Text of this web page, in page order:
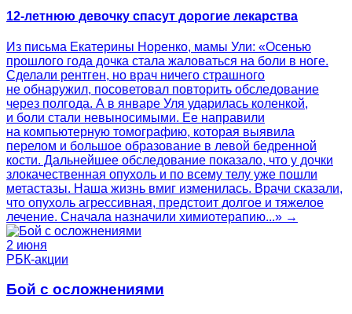
12-летнюю девочку спасут дорогие лекарства
Из письма Екатерины Норенко, мамы Ули: «Осенью
прошлого года дочка стала жаловаться на боли в ноге.
Сделали рентген, но врач ничего страшного
не обнаружил, посоветовал повторить обследование
через полгода. А в январе Уля ударилась коленкой,
и боли стали невыносимыми. Ее направили
на компьютерную томографию, которая выявила
перелом и большое образование в левой бедренной
кости. Дальнейшее обследование показало, что у дочки
злокачественная опухоль и по всему телу уже пошли
метастазы. Наша жизнь вмиг изменилась. Врачи сказали,
что опухоль агрессивная, предстоит долгое и тяжелое
лечение. Сначала назначили химиотерапию...» →
2 июня
РБК-акции
Бой с осложнениями